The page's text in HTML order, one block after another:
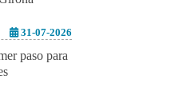
31-07-2026
paso para